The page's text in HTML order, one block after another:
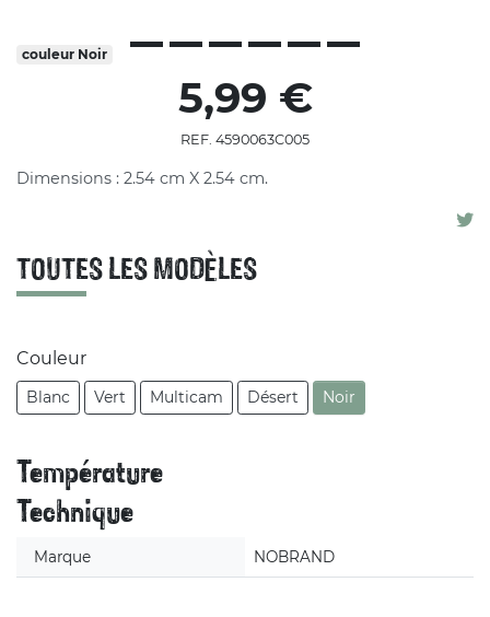
Dimensions : 2.54 cm X 2.54 cm.
5,99 €
REF. 4590063C005
TOUTES LES MODÈLES
Couleur
Blanc Vert Multicam Désert Noir
Température
Technique
Marque NOBRAND
couleur Noir